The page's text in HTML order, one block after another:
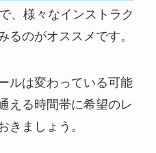
、様々なインストラク
るのがオススメです。
ルは変わっている可能
える時間帯に希望のレ
きましょう。